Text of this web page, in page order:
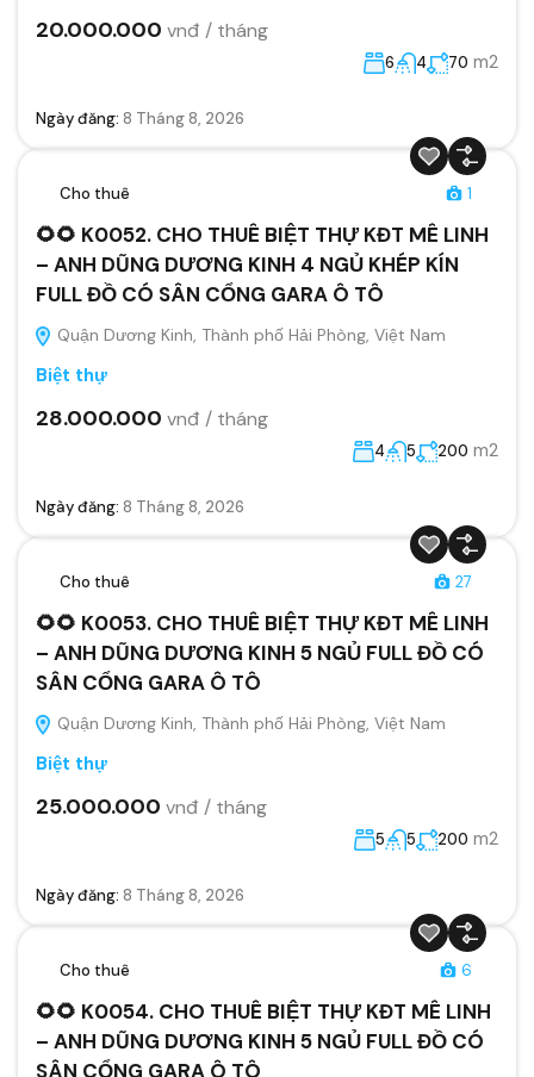
20.000.000 vnđ / tháng
6 4 70 m2
Ngày đăng: 8 Tháng 8, 2026
Cho thuê 1
🌻🌻 K0052. CHO THUÊ BIỆT THỰ KĐT MÊ LINH
– ANH DŨNG DƯƠNG KINH 4 NGỦ KHÉP KÍN
FULL ĐỒ CÓ SÂN CỔNG GARA Ô TÔ
Quận Dương Kinh, Thành phố Hải Phòng, Việt Nam
Biệt thự
28.000.000 vnđ / tháng
4 5 200 m2
Ngày đăng: 8 Tháng 8, 2026
Cho thuê 27
🌻🌻 K0053. CHO THUÊ BIỆT THỰ KĐT MÊ LINH
– ANH DŨNG DƯƠNG KINH 5 NGỦ FULL ĐỒ CÓ
SÂN CỔNG GARA Ô TÔ
Quận Dương Kinh, Thành phố Hải Phòng, Việt Nam
Biệt thự
25.000.000 vnđ / tháng
5 5 200 m2
Ngày đăng: 8 Tháng 8, 2026
Cho thuê 6
🌻🌻 K0054. CHO THUÊ BIỆT THỰ KĐT MÊ LINH
– ANH DŨNG DƯƠNG KINH 5 NGỦ FULL ĐỒ CÓ
SÂN CỔNG GARA Ô TÔ